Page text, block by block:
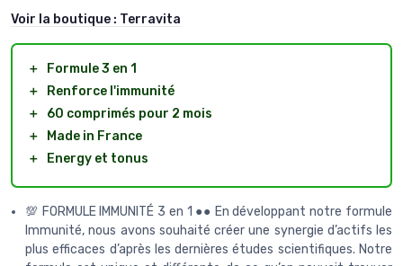
Voir la boutique : Terravita
＋
Formule 3 en 1
＋
Renforce l'immunité
＋
60 comprimés pour 2 mois
＋
Made in France
＋
Energy et tonus
💯 FORMULE IMMUNITÉ 3 en 1 ●● En développant notre formule
Immunité, nous avons souhaité créer une synergie d’actifs les
plus efficaces d’après les dernières études scientifiques. Notre